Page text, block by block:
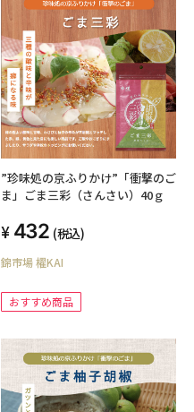
”珍味処の京ふりかけ”「衝撃のご
ま」ごま三彩（さんさい）40ｇ
432 (税込)
錦市場 櫂KAI
おすすめ商品